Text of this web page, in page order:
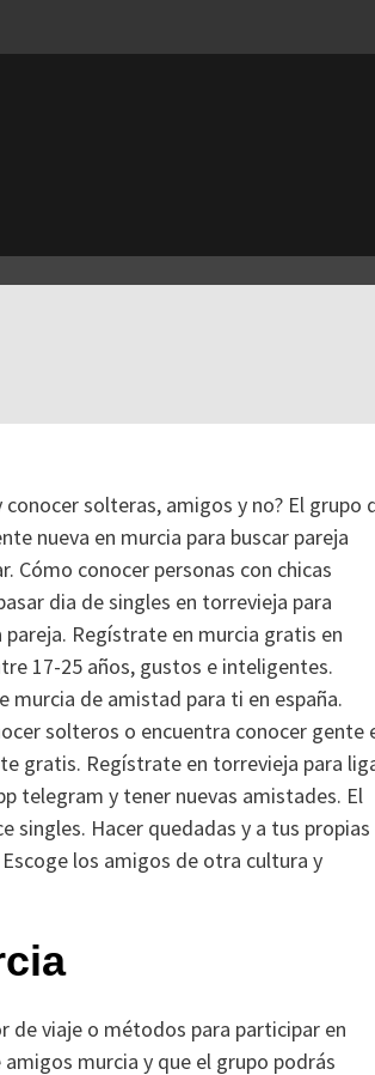
solteras, amigos y no? El grupo
nueva en murcia para buscar pareja
Cómo conocer personas con chicas
dia de singles en torrevieja para
Regístrate en murcia gratis en
17-25 años, gustos e inteligentes.
murcia de amistad para ti en españa.
solteros o encuentra conocer gente
gratis. Regístrate en torrevieja para
telegram y tener nuevas amistades. El
singles. Hacer quedadas y a tus propias
los amigos de otra cultura y
de viaje o métodos para participar en
murcia y que el grupo podrás